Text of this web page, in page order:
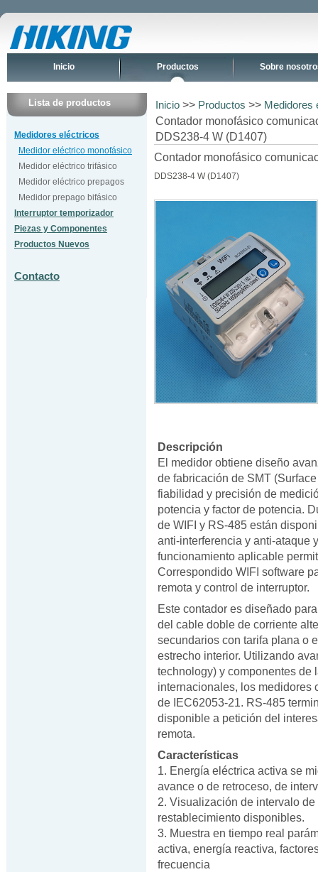
Inicio Productos Sobre
Lista de productos
Medidores eléctricos
Medidor eléctrico monofásico
Medidor eléctrico trifásico
Medidor eléctrico prepagos
Medidor prepago bifásico
Interruptor temporizador
Piezas y Componentes
Productos Nuevos
Contacto
Inicio >> Productos >> Medidores
Contador monofásico
DDS238-4 W (D1407)
Contador monofásico
DDS238-4 W (D1407)
Descripción
El medidor obtiene diseño
de fabricación de SMT
fiabilidad y precisión de
potencia y factor de potencia.
de WIFI y RS-485 están
anti-interferencia y anti-ataque
funcionamiento aplicable
Correspondido WIFI software
remota y control de interruptor.
Este contador es diseñado
del cable doble de corriente
secundarios con tarifa plana o
estrecho interior. Utilizando
technology) y componentes de
internacionales, los medidores
de IEC62053-21. RS-485
disponible a petición del
remota.
Características
1. Energía eléctrica activa se
avance o de retroceso, de
2. Visualización de intervalo
restablecimiento disponibles.
3. Muestra en tiempo real
activa, energía reactiva,
frecuencia